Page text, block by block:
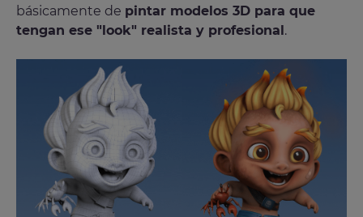
básicamente de pintar modelos 3D para que
tengan ese "look" realista y profesional.